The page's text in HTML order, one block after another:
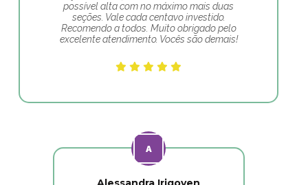
possível alta com no máximo mais duas
seções. Vale cada centavo investido.
Recomendo a todos. Muito obrigado pelo
excelente atendimento. Vocês são demais!